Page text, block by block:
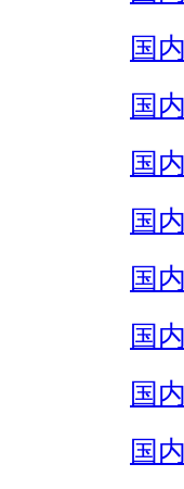
国
国
国
国
国
国
国
国